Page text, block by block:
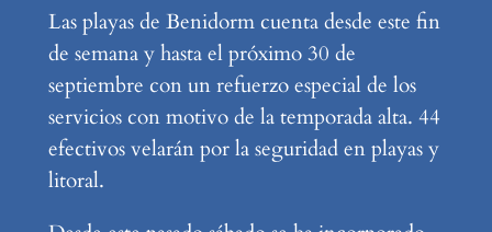
Las playas de Benidorm cuenta desde este fin
de semana y hasta el próximo 30 de
septiembre con un refuerzo especial de los
servicios con motivo de la temporada alta. 44
efectivos velarán por la seguridad en playas y
litoral.